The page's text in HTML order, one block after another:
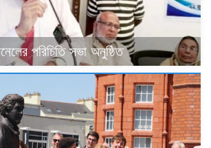
পরিচিতি সভা অনুষ্ঠিত